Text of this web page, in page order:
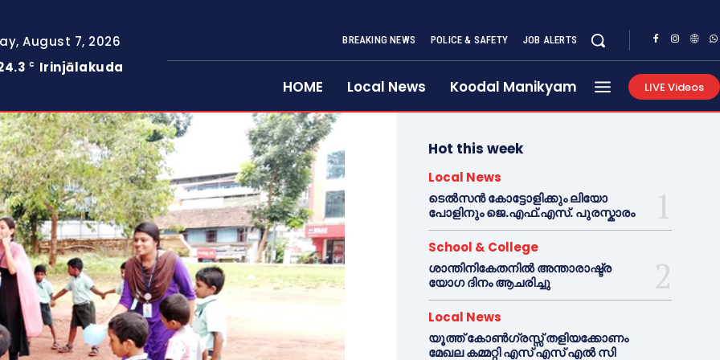
August 7, 2026
C Irinjālakuda
BREAKING NEWS POLICE & SAFETY JOB ALERTS
HOME Local News Koodal Manikyam LIVE Videos
Hot this week
Local News
ടെൽസൻ കോട്ടോളിക്കും ലിയോ
പോളിനും ജെ.എഫ്.എസ്. പുരസ്കാരം
School & College
ശാന്തിനികേതനിൽ അന്താരാഷ്ട്ര
യോഗ ദിനം ആചരിച്ചു
Local News
യൂത്ത് കോൺഗ്രസ്സ് തളിയക്കോണം
മേഖല കമ്മറ്റി എസ് എസ് എൽ സി